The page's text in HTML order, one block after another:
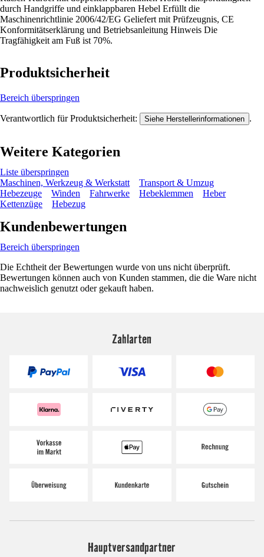
durch Handgriffe und einklappbaren Hebel Erfüllt die
Maschinenrichtlinie 2006/42/EG Geliefert mit Prüfzeugnis, CE
Konformitätserklärung und Betriebsanleitung Hinweis Die
Tragfähigkeit am Fuß ist 70%.
Produktsicherheit
Bereich überspringen
Verantwortlich für Produktsicherheit: Siehe Herstellerinformationen .
Weitere Kategorien
Liste überspringen
Maschinen, Werkzeug & Werkstatt
Transport & Umzug
Hebezeuge
Winden Fahrwerke Hebeklemmen
Heber
Kettenzüge
Hebezug
Kundenbewertungen
Bereich überspringen
Die Echtheit der Bewertungen wurde von uns nicht überprüft.
Bewertungen können auch von Kunden stammen, die die Ware nicht
nachweislich genutzt oder gekauft haben.
Zahlarten
Hauptversandpartner